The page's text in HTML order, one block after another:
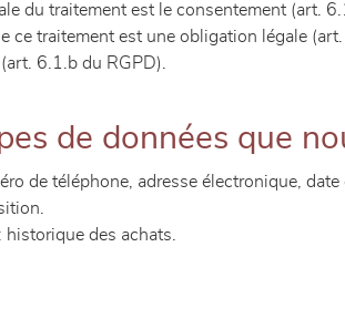
du traitement est le consentement (art.
ce traitement est une obligation légale
6.1.b du RGPD).
de données que
de téléphone, adresse électronique,
des achats.